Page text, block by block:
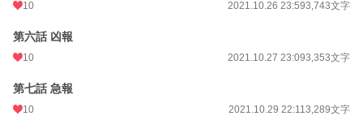
10 2021.10.26 23:593,743文字
第六話 凶報
10 2021.10.27 23:093,353文字
第七話 急報
10 2021.10.29 22:113,289文字